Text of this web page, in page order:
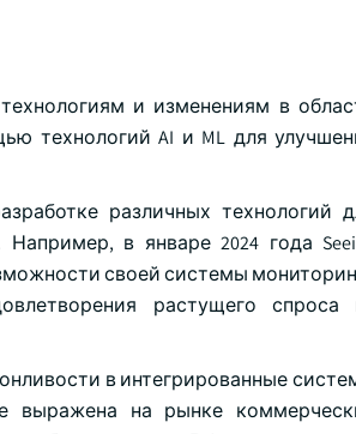
и изменениям в
технологий AI и ML для
различных технологий
в январе 2024 года
своей системы
растущего спроса
в интегрированные
выражена на рынке